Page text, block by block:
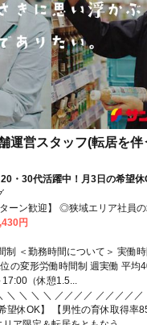
運営スタッフ(転居を伴
・30代活躍中！月3日の希望
万円／販促企画～商品管理など
ン歓迎】 ◎狭域エリア社員の場合
。 ◎マイカー通勤OK
円
制 ＜勤務時間について＞ 実働
の変形労働時間制 週実働 平均
（休憩1.5...
＼ ＼ ＼ ＼ ／／／／ ／／／／／
望休OK】 【男性の育休取得率